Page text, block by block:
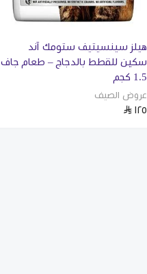
هيلز سينسيتيف ستومك آند
سكين للقطط بالدجاج – طعام جاف
1.5 كجم
عروض الصيف
١٢٥